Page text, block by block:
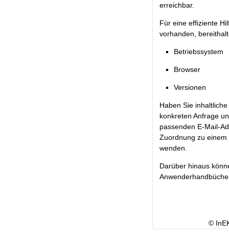
erreichbar.
Für eine effiziente
vorhanden,
Betriebssystem
Browser
Versionen
Haben Sie
konkreten Anfrage
passenden E-Mail-
Zuordnung zu
wenden.
Darüber hinaus
©